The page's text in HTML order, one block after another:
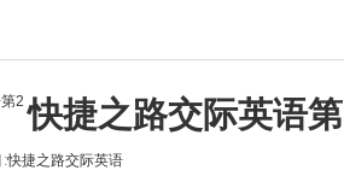
office nearby?
快捷之路交际英语
:快捷之路交际英语